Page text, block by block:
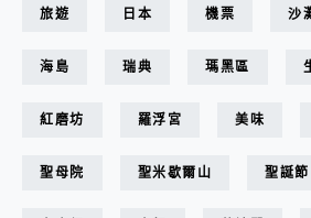
旅遊 日本 機票 沙
海島 瑞典 瑪黑區
紅磨坊 羅浮宮 美味
聖母院 聖米歇爾山 聖誕節